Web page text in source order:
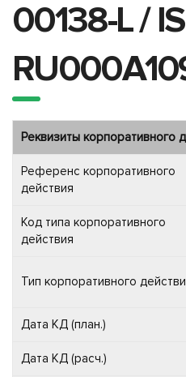
00138-L /
Реквизиты корпоративного
Референс корпоративного
действия
Код типа корпоративного
действия
Тип корпоративного
Дата КД (план.)
Дата КД (расч.)